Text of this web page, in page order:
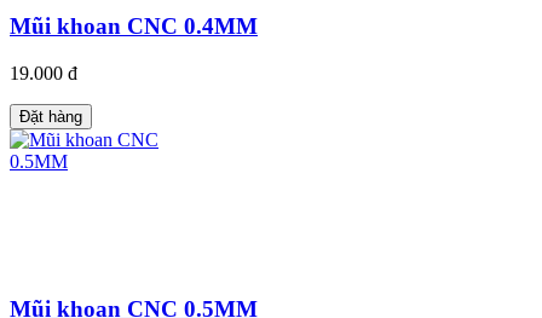
Mũi khoan CNC 0.4MM
19.000 đ
Đặt hàng
Mũi khoan CNC 0.5MM